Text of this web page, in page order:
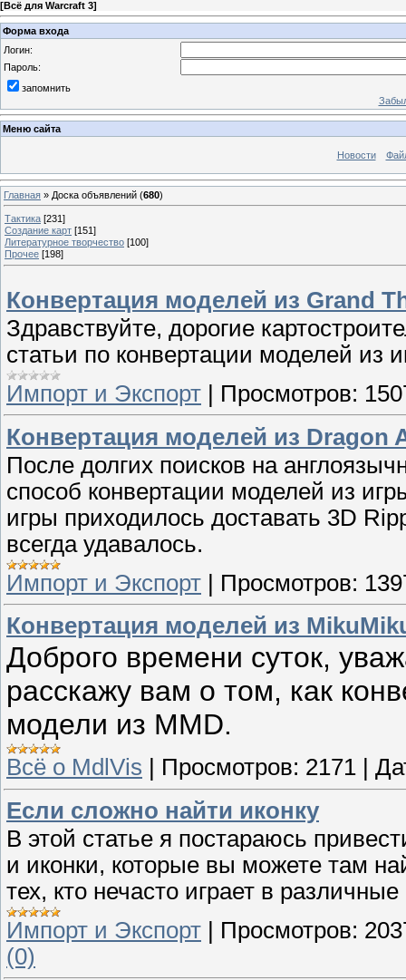
[Всё для Warcraft 3]
Форма входа
Логин:
Пароль:
запомнить
Меню сайта
Новости
Главная » Доска объявлений (680)
Тактика [231]
Создание карт [151]
Литературное творчество [100]
Прочее [198]
Конвертация моделей из Grand
Здравствуйте, дорогие
статьи по конвертации моделей из
Импорт и Экспорт
Просмотров:
Конвертация моделей из Dragon
После долгих поисков на
способ конвертации моделей из
игры приходилось доставать 3D
всегда удавалось.
Импорт и Экспорт | Просмотров:
Конвертация моделей из
Доброго времени суток,
расскажу вам о том, как
модели из MMD.
Всё о MdlVis Просмотров: 2171
Если сложно найти иконку
В этой статье я постараюсь
и иконки, которые вы можете там
тех, кто нечасто играет в
Импорт и Экспорт
Просмотров:
(0)